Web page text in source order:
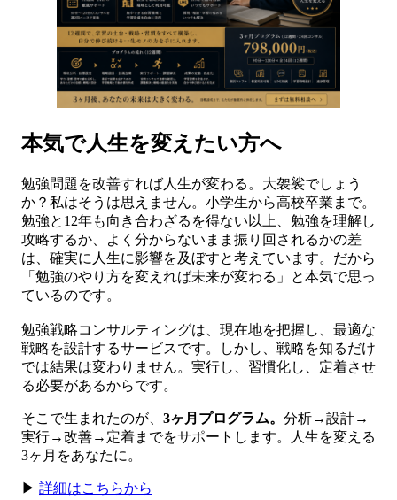
本気で人生を変えたい方へ
勉強問題を改善すれば人生が変わる。大袈裟でしょう
か？私はそうは思えません。小学生から高校卒業まで。
勉強と12年も向き合わざるを得ない以上、勉強を理解し
攻略するか、よく分からないまま振り回されるかの差
は、確実に人生に影響を及ぼすと考えています。だから
「勉強のやり方を変えれば未来が変わる」と本気で思っ
ているのです。
勉強戦略コンサルティングは、現在地を把握し、最適な
戦略を設計するサービスです。しかし、戦略を知るだけ
では結果は変わりません。実行し、習慣化し、定着させ
る必要があるからです。
そこで生まれたのが、 3ヶ月プログラム。 分析→設計→
実行→改善→定着までをサポートします。人生を変える
3ヶ月をあなたに。
▶ 詳細はこちらから